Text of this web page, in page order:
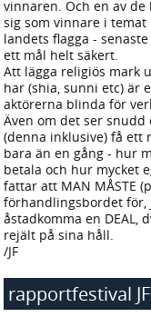
vinnaren. Och en av
sig som vinnare i
landets flagga -
ett mål helt säkert.
Att lägga religiös mark
har (shia, sunni etc) är
aktörerna blinda för
Även om det ser snudd
(denna inklusive) få ett
bara än en gång - hur
betala och hur mycket
fattar att MAN MÅSTE
förhandlingsbordet
åstadkomma en DEAL,
rejält på sina håll.
/JF
rapportfestival